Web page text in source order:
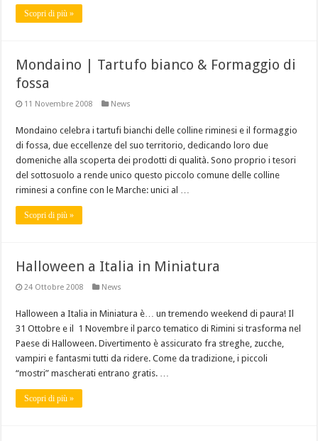
Scopri di più »
Mondaino | Tartufo bianco & Formaggio di
fossa
11 Novembre 2008 News
Mondaino celebra i tartufi bianchi delle colline riminesi e il formaggio
di fossa, due eccellenze del suo territorio, dedicando loro due
domeniche alla scoperta dei prodotti di qualità. Sono proprio i tesori
del sottosuolo a rende unico questo piccolo comune delle colline
riminesi a confine con le Marche: unici al …
Scopri di più »
Halloween a Italia in Miniatura
24 Ottobre 2008 News
Halloween a Italia in Miniatura è… un tremendo weekend di paura! Il
31 Ottobre e il 1 Novembre il parco tematico di Rimini si trasforma nel
Paese di Halloween. Divertimento è assicurato fra streghe, zucche,
vampiri e fantasmi tutti da ridere. Come da tradizione, i piccoli
“mostri” mascherati entrano gratis. …
Scopri di più »